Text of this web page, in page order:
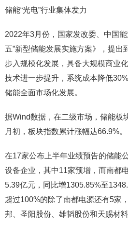
储能“光电”行业集体发力
2022年3月份，国家发改委、中国
五”新型储能发展实施方案》，提出
步入规模化发展，具备大规模商业
技术进一步提升，系统成本降低
储能全面市场化发展。
据Wind数据，在二级市场，储能板
月初，板块指数累计涨幅达66.9%。
在17家公布上半年业绩预告的储能
设备企业，其中11家预增，而南都
5.39亿元，同比增1305.85%至
超过100%的除了南都电源还有5家
邦、圣阳股份、雄韬股份和天赐材料